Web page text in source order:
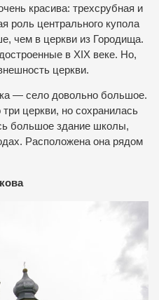
красива: трехсрубная и
роль центрального купола
чем в церкви из Городища.
в XIX веке. Но,
церкви.
— село довольно большое.
церкви, но сохранилась
большое здание школы,
Расположена она рядом